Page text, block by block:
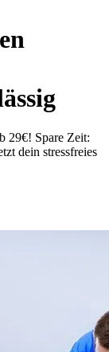
29€! Spare Zeit:
dein stressfreies